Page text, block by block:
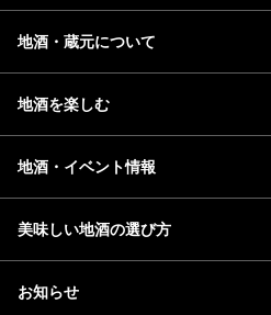
地酒・蔵元について
地酒を楽しむ
地酒・イベント情報
美味しい地酒の選び方
お知らせ